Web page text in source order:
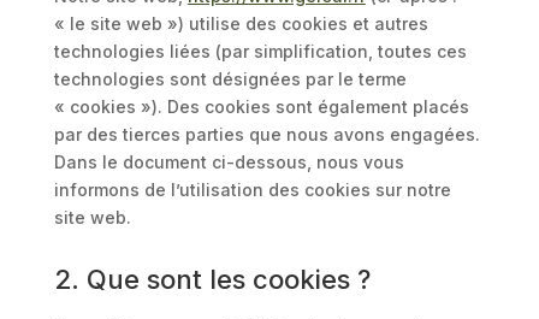
« le site web ») utilise des cookies et autres
technologies liées (par simplification, toutes ces
technologies sont désignées par le terme
« cookies »). Des cookies sont également placés
par des tierces parties que nous avons engagées.
Dans le document ci-dessous, nous vous
informons de l’utilisation des cookies sur notre
site web.
2. Que sont les cookies ?